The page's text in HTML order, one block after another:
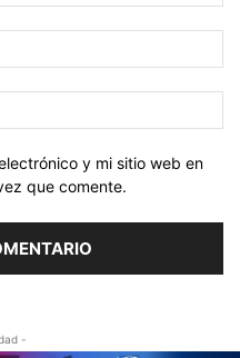
y mi sitio web en
que comente.
-